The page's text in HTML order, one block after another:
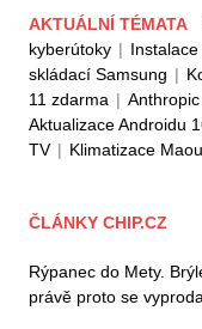
AKTUÁLNÍ TÉMATA
kyberútoky |
skládací Samsung |
11 zdarma |
Aktualizace Androidu
TV | Klimatizace
ČLÁNKY CHIP.CZ
Rýpanec do Mety.
právě proto se